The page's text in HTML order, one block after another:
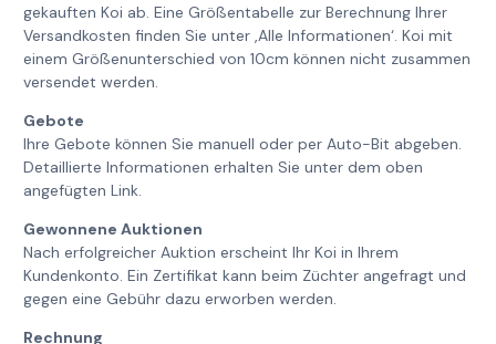
gekauften Koi ab. Eine Größentabelle zur Berechnung Ihrer
Versandkosten finden Sie unter ‚Alle Informationen‘. Koi mit
einem Größenunterschied von 10cm können nicht zusammen
versendet werden.
Gebote
Ihre Gebote können Sie manuell oder per Auto-Bit abgeben.
Detaillierte Informationen erhalten Sie unter dem oben
angefügten Link.
Gewonnene Auktionen
Nach erfolgreicher Auktion erscheint Ihr Koi in Ihrem
Kundenkonto. Ein Zertifikat kann beim Züchter angefragt und
gegen eine Gebühr dazu erworben werden.
Rechnung